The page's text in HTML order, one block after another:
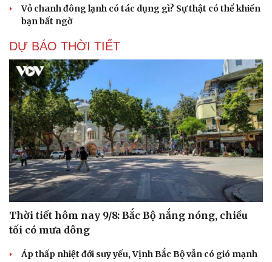
Vỏ chanh đông lạnh có tác dụng gì? Sự thật có thể khiến
bạn bất ngờ
DỰ BÁO THỜI TIẾT
Thời tiết hôm nay 9/8: Bắc Bộ nắng nóng, chiều
tối có mưa dông
Áp thấp nhiệt đới suy yếu, Vịnh Bắc Bộ vẫn có gió mạnh